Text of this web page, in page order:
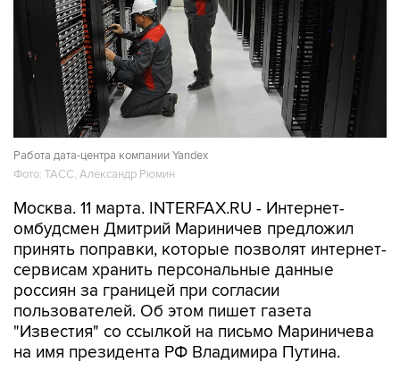
Работа дата-центра компании Yandex
Фото: ТАСС, Александр Рюмин
Москва. 11 марта. INTERFAX.RU - Интернет-
омбудсмен Дмитрий Мариничев предложил
принять поправки, которые позволят интернет-
сервисам хранить персональные данные
россиян за границей при согласии
пользователей. Об этом пишет газета
"Известия" со ссылкой на письмо Мариничева
на имя президента РФ Владимира Путина.